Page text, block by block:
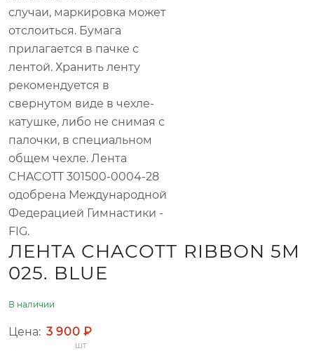
случаи, маркировка может
отслоиться. Бумага
прилагается в пачке с
лентой. Хранить ленту
рекомендуется в
свернутом виде в чехле-
катушке, либо не снимая с
палочки, в специальном
общем чехле. Лента
CHACOTT 301500-0004-28
одобрена Международной
Федерацией Гимнастики -
FIG.
ЛЕНТА CHACOTT RIBBON 5М
025. BLUE
В наличии
Цена: 3 900 ₽
шт